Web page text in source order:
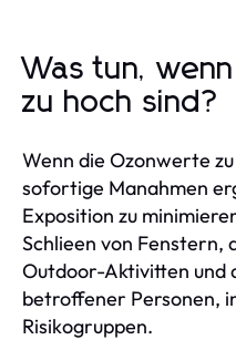
Was tun,
zu hoch sind?
Wenn die Ozonwerte
sofortige Manahmen
Exposition zu
Schlieen von Fenstern,
Outdoor-Aktivitten und
betroffener Personen,
Risikogruppen.